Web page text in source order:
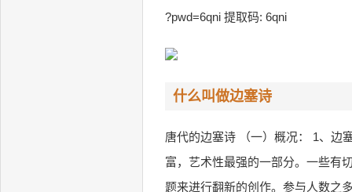
?pwd=6qni 提取码: 6qni
什么叫做边塞诗
唐代的边塞诗 （一）概况： 1、边
富，艺术性最强的一部分。一些有
题来进行翻新的创作。参与人数之